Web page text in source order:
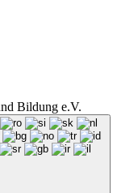
Bildung e.V.